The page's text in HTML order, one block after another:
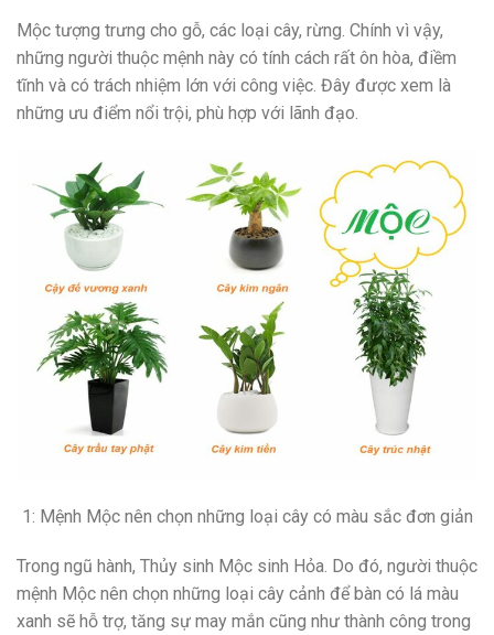
Mộc tượng trưng cho gỗ, các loại cây, rừng. Chính vì vậy,
những người thuộc mệnh này có tính cách rất ôn hòa, điềm
tĩnh và có trách nhiệm lớn với công việc. Đây được xem là
những ưu điểm nổi trội, phù hợp với lãnh đạo.
1: Mệnh Mộc nên chọn những loại cây có màu sắc đơn giản
Trong ngũ hành, Thủy sinh Mộc sinh Hỏa. Do đó, người thuộc
mệnh Mộc nên chọn những loại cây cảnh để bàn có lá màu
xanh sẽ hỗ trợ, tăng sự may mắn cũng như thành công trong